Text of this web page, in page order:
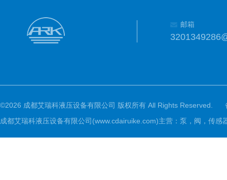
邮箱
©2026 成都艾瑞科液压设备有限公司 版权所有 All Rights Reserved.
成都艾瑞科液压设备有限公司(www.cdairuike.com)主营：泵，阀，传